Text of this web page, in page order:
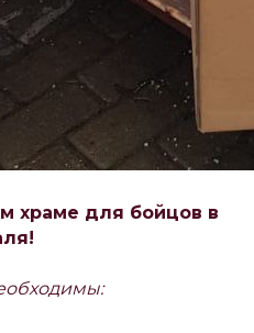
храме для бойцов в